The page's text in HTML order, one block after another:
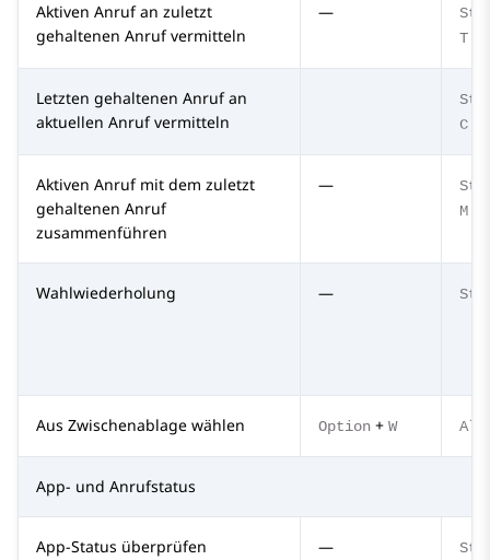
Aktiven Anruf an zuletzt
gehaltenen Anruf vermitteln
—
T
Letzten gehaltenen Anruf an
aktuellen Anruf vermitteln
C
Aktiven Anruf mit dem zuletzt
gehaltenen Anruf
zusammenführen
—
M
Wahlwiederholung —
Aus Zwischenablage wählen Option + W Alt
App- und Anrufstatus
App-Status überprüfen —